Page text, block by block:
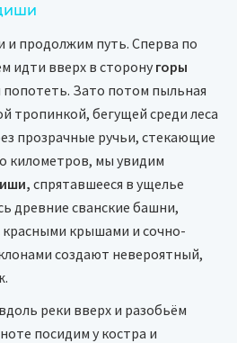
и продолжим путь. Сперва по
идти вверх в сторону горы
Зато потом пыльная
тропинкой, бегущей среди леса
прозрачные ручьи, стекающие
километров, мы увидим
спрятавшееся в ущелье
древние сванские башни,
красными крышами и сочно-
создают невероятный,
реки вверх и разобьём
посидим у костра и